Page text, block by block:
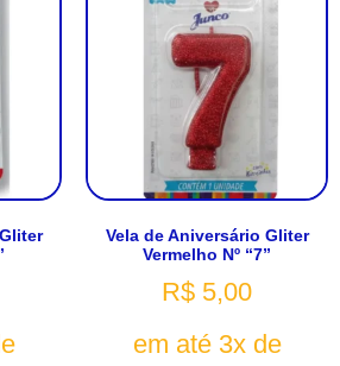
Vela de Aniversário Gliter
Vermelho Nº “7”
R$ 5,00
em até 3x de